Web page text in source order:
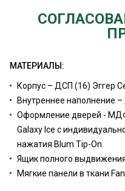
МАТЕРИАЛЫ:
Корпус – ДСП (16) Эггер
Внутреннее наполнение
Оформление дверей -
Galaxy Ice с
нажатия Blum Tip-On.
Ящик полного
Мягкие панели в ткани